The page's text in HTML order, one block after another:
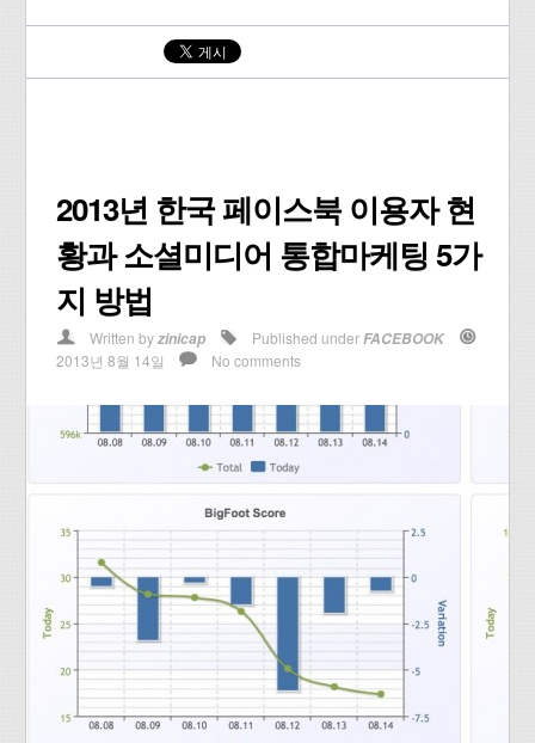
2013년 한국 페이스북 이용자 현
황과 소셜미디어 통합마케팅 5가
지 방법
Written byzinicap Published underFACEBOOK
2013년 8월 14일
No comments